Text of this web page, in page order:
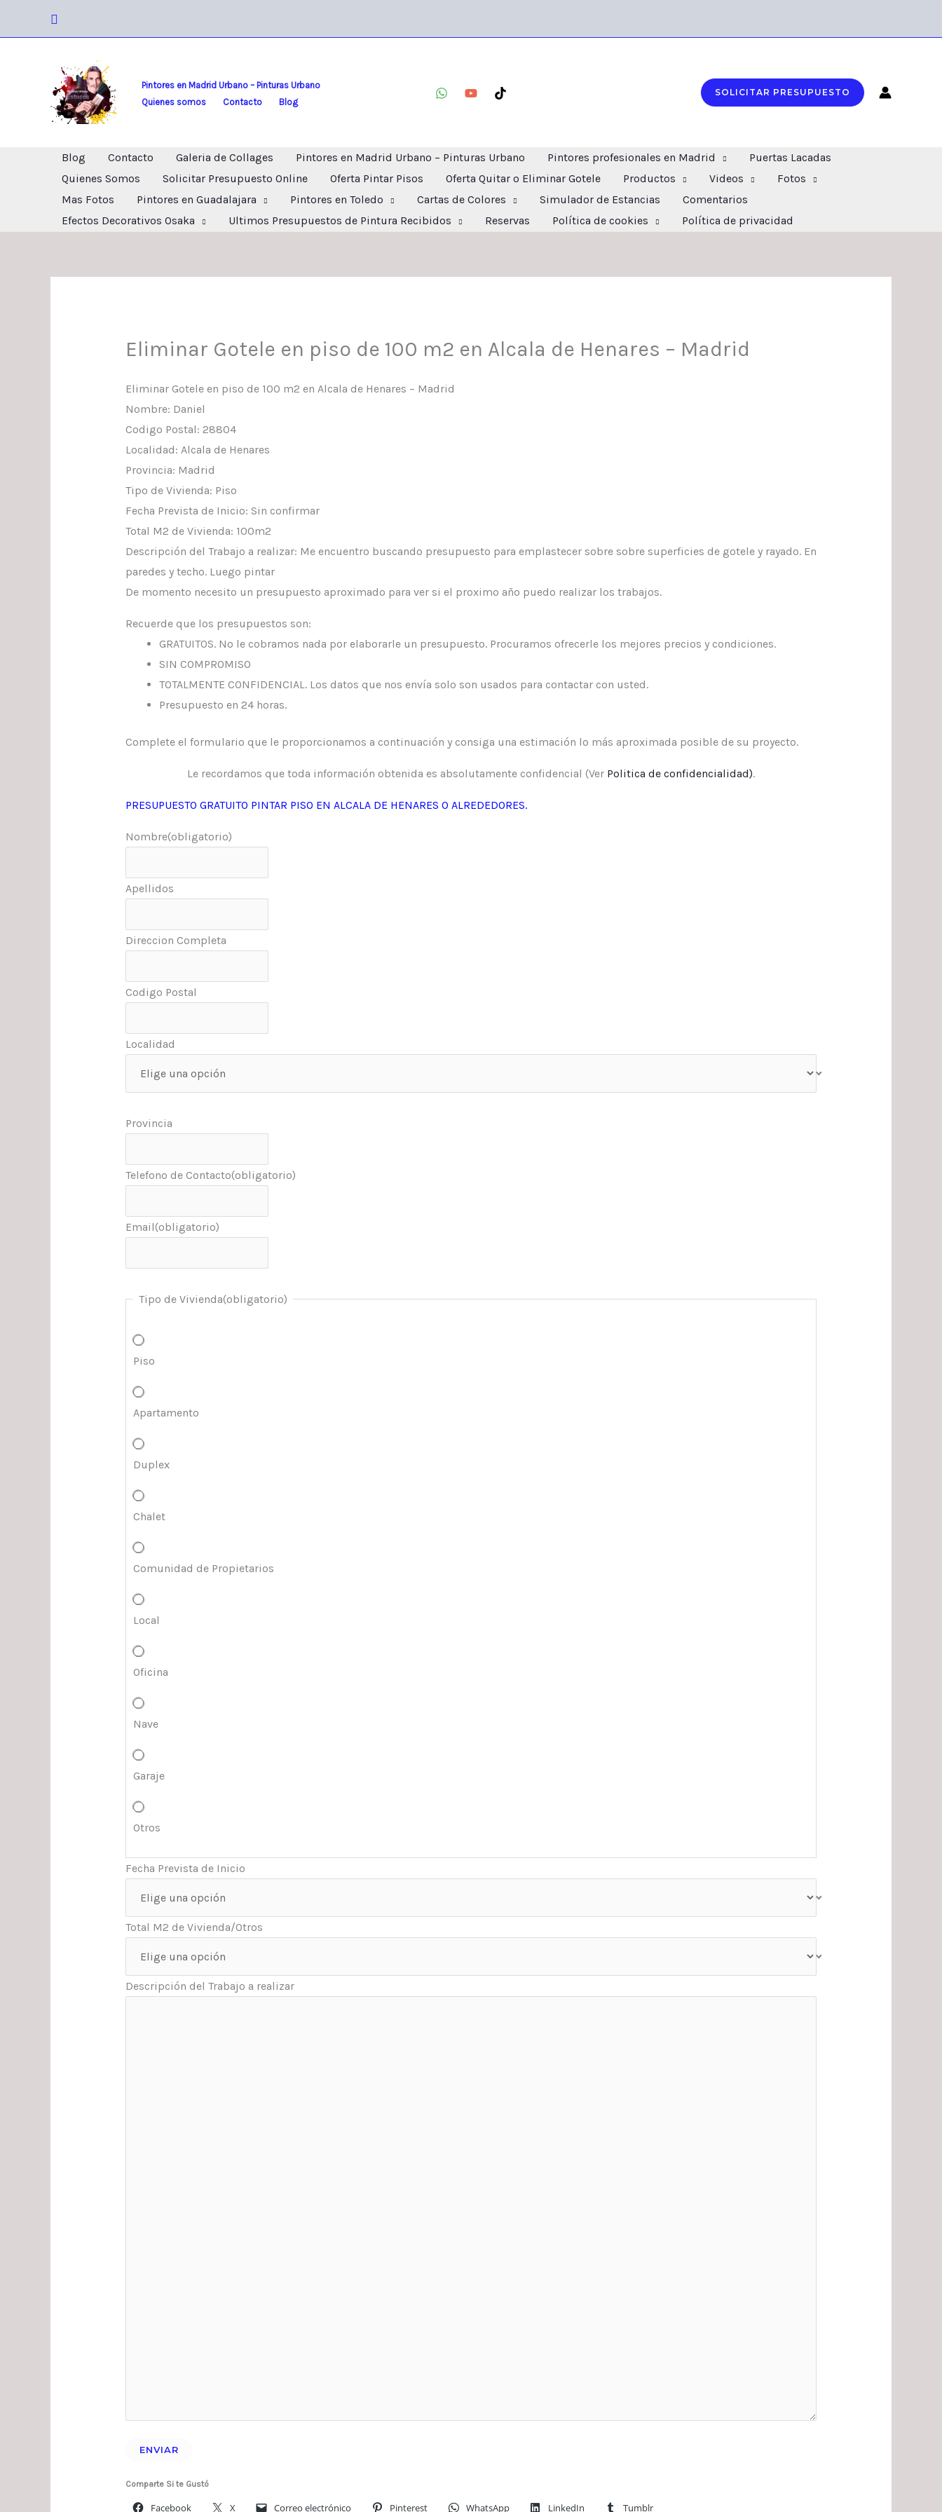
Buscar
Pintores en Madrid Urbano – Pinturas Urbano
Quienes somos
Contacto Blog
SOLICITAR PRESUPUESTO
Blog Contacto Galeria de Collages Pintores en Madrid Urbano – Pinturas Urbano Pintores profesionales en Madrid
Puertas Lacadas
Quienes Somos
Solicitar Presupuesto Online Oferta Pintar Pisos Oferta Quitar o Eliminar Gotele Productos Videos
Fotos
Mas Fotos
Pintores en Guadalajara Pintores en Toledo Cartas de Colores Simulador de Estancias
Comentarios
Efectos Decorativos Osaka
Ultimos Presupuestos de Pintura Recibidos Reservas Política de cookies Política de privacidad
Eliminar Gotele en piso de 100 m2 en Alcala de Henares – Madrid
Eliminar Gotele en piso de 100 m2 en Alcala de Henares – Madrid
Nombre: Daniel
Codigo Postal: 28804
Localidad: Alcala de Henares
Provincia: Madrid
Tipo de Vivienda: Piso
Fecha Prevista de Inicio: Sin confirmar
Total M2 de Vivienda: 100m2
Descripción del Trabajo a realizar: Me encuentro buscando presupuesto para emplastecer sobre sobre superficies de gotele y rayado. En
paredes y techo. Luego pintar
De momento necesito un presupuesto aproximado para ver si el proximo año puedo realizar los trabajos.
Recuerde que los presupuestos son:
GRATUITOS. No le cobramos nada por elaborarle un presupuesto. Procuramos ofrecerle los mejores precios y condiciones.
SIN COMPROMISO
TOTALMENTE CONFIDENCIAL. Los datos que nos envía solo son usados para contactar con usted.
Presupuesto en 24 horas.
Complete el formulario que le proporcionamos a continuación y consiga una estimación lo más aproximada posible de su proyecto.
Le recordamos que toda información obtenida es absolutamente confidencial (Ver Politica de confidencialidad).
PRESUPUESTO GRATUITO PINTAR PISO EN ALCALA DE HENARES O ALREDEDORES.
Nombre(obligatorio)
Apellidos
Direccion Completa
Codigo Postal
Localidad
Provincia
Telefono de Contacto(obligatorio)
Email(obligatorio)
Tipo de Vivienda(obligatorio)
Piso
Apartamento
Duplex
Chalet
Comunidad de Propietarios
Local
Oficina
Nave
Garaje
Otros
Fecha Prevista de Inicio
Total M2 de Vivienda/Otros
Descripción del Trabajo a realizar
ENVIAR
Comparte Si te Gustó
Facebook X Correo electrónico Pinterest WhatsApp LinkedIn Tumblr